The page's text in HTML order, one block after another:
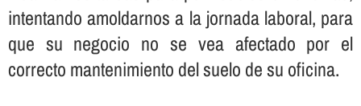
intentando amoldarnos a la jornada laboral, para
que su negocio no se vea afectado por el
correcto mantenimiento del suelo de su oficina.